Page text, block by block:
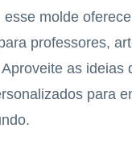
esse molde
professores,
as ideias
para